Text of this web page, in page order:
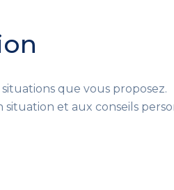
que vous proposez.
et aux conseils